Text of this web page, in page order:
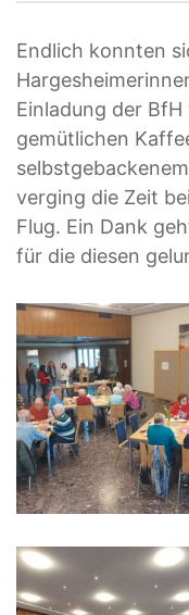
Endlich konnten
Einladung der
gemütlichen
verging die Zeit
Flug. Ein Dank
für die diesen